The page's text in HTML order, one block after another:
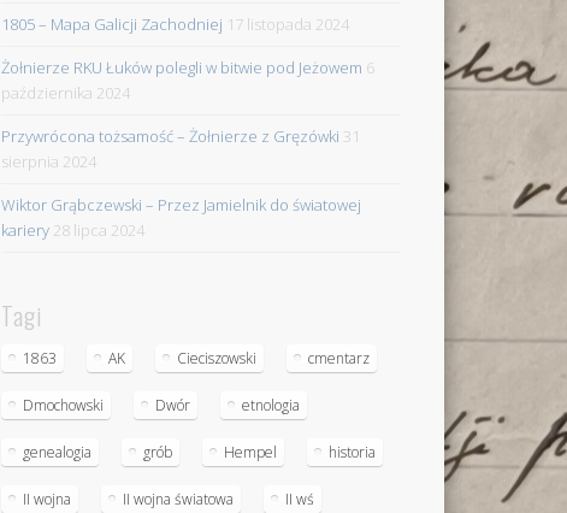
1805 – Mapa Galicji Zachodniej 17 listopada 2024
Żołnierze RKU Łuków polegli w bitwie pod Jeżowem 6
października 2024
Przywrócona tożsamość – Żołnierze z Gręzówki 31
sierpnia 2024
Wiktor Grąbczewski – Przez Jamielnik do światowej
kariery 28 lipca 2024
Tagi
1863 AK Cieciszowski cmentarz
Dmochowski Dwór etnologia
genealogia grób Hempel historia
II wojna II wojna światowa II wś